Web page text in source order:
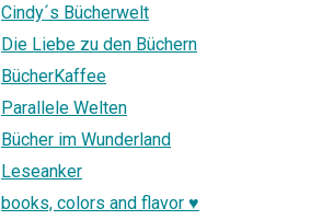
Cindy´s Bücherwelt
Die Liebe zu den Büchern
BücherKaffee
Parallele Welten
Bücher im Wunderland
Leseanker
books, colors and flavor ♥